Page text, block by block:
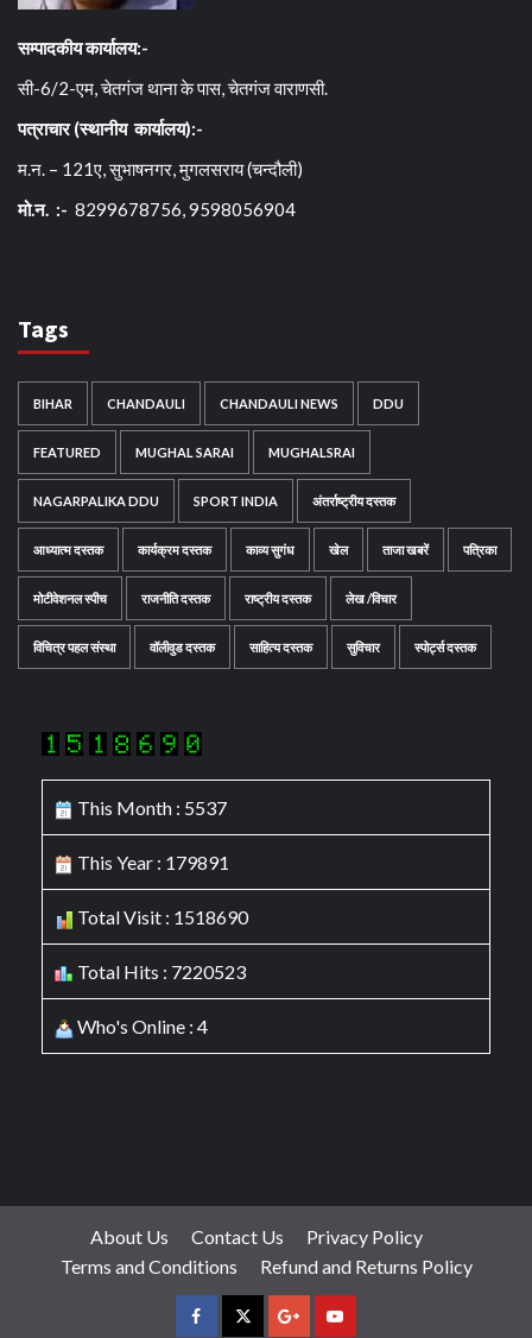
सम्पादकीय कार्यालय:-
सी-6/2-एम, चेतगंज थाना के पास, चेतगंज वाराणसी.
पत्राचार (स्थानीय कार्यालय):-
म.न. – 121ए, सुभाषनगर, मुगलसराय (चन्दौली)
मो.न. :- 8299678756, 9598056904
Tags
BIHAR CHANDAULI CHANDAULI NEWS DDU
FEATURED MUGHAL SARAI MUGHALSRAI
NAGARPALIKA DDU SPORT INDIA अंतर्राष्ट्रीय दस्तक
आध्यात्म दस्तक कार्यक्रम दस्तक काव्य सुगंध खेल ताजा खबरें पत्रिका
मोटीवेशनल स्पीच राजनीति दस्तक राष्ट्रीय दस्तक लेख /विचार
विचित्र पहल संस्था वॉलीवुड दस्तक साहित्य दस्तक सुविचार स्पोर्ट्स दस्तक
This Month : 5537
This Year : 179891
Total Visit : 1518690
Total Hits : 7220523
Who's Online : 4
About Us Contact Us
Privacy Policy
Terms and Conditions
Refund and Returns Policy